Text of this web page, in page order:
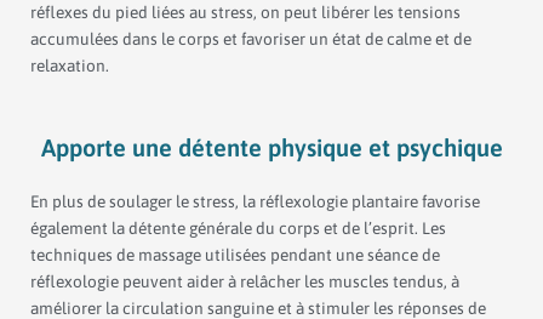
réflexes du pied liées au stress, on peut libérer les tensions
accumulées dans le corps et favoriser un état de calme et de
relaxation.
Apporte une détente physique et psychique
En plus de soulager le stress, la réflexologie plantaire favorise
également la détente générale du corps et de l’esprit. Les
techniques de massage utilisées pendant une séance de
réflexologie peuvent aider à relâcher les muscles tendus, à
améliorer la circulation sanguine et à stimuler les réponses de